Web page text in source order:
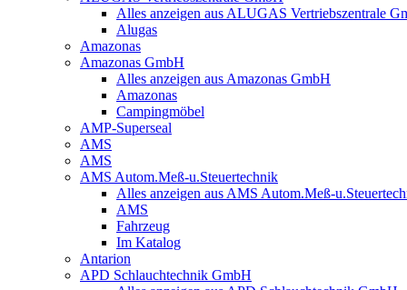
Alles anzeigen aus ALUGAS Vertriebszentrale
Alugas
Amazonas
Amazonas GmbH
Alles anzeigen aus Amazonas GmbH
Amazonas
Campingmöbel
AMP-Superseal
AMS
AMS
AMS Autom.Meß-u.Steuertechnik
Alles anzeigen aus AMS Autom.Meß-
AMS
Fahrzeug
Im Katalog
Antarion
APD Schlauchtechnik GmbH